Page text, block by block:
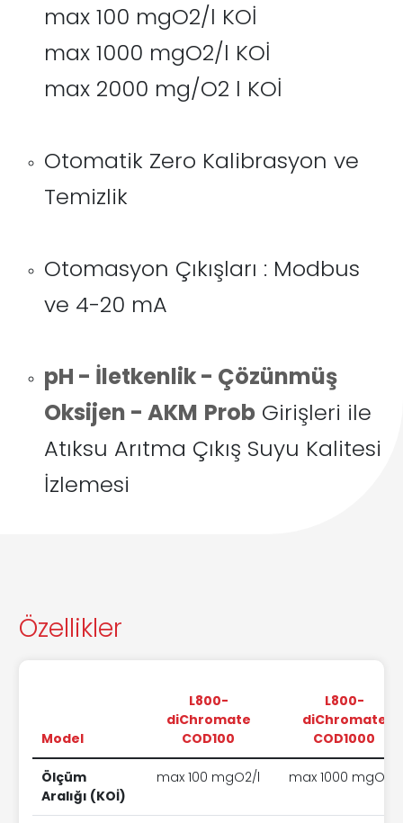
max 100 mgO2/l KOİ
max 1000 mgO2/l KOİ
max 2000 mg/O2 l KOİ
Otomatik Zero Kalibrasyon ve
Temizlik
Otomasyon Çıkışları : Modbus
ve 4-20 mA
pH - İletkenlik - Çözünmüş
Oksijen - AKM Prob Girişleri ile
Atıksu Arıtma Çıkış Suyu Kalitesi
İzlemesi
Özellikler
Model
L800-
diChromate
COD100
L800-
diChromate
COD1000
Ölçüm
Aralığı (KOİ)
max 100 mgO2/l max 1000 mgO2/l